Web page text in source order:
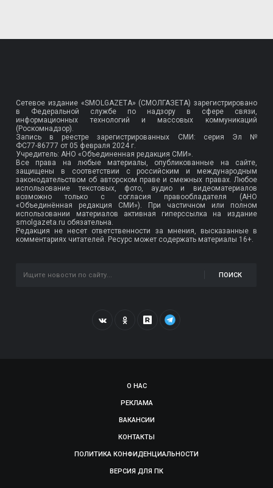
Сетевое издание «SMOLGAZETA» (СМОЛГАЗЕТА) зарегистрировано
в Федеральной службе по надзору в сфере связи,
информационных технологий и массовых коммуникаций
(Роскомнадзор).
Запись в реестре зарегистрированных СМИ: серия Эл №
ФС77-86777 от 05 февраля 2024 г.
Учредитель: АНО «Объединенная редакция СМИ».
Все права на любые материалы, опубликованные на сайте,
защищены в соответствии с российским и международным
законодательством об авторском праве и смежных правах. Любое
использование текстовых, фото, аудио и видеоматериалов
возможно только с согласия правообладателя (АНО
«Объединённая редакция СМИ»). При частичном или полном
использовании материалов активная гиперссылка на издание
smolgazeta.ru обязательна.
Редакция не несет ответственности за мнения, высказанные в
комментариях читателей. Ресурс может содержать материалы 16+.
ПОИСК
О НАС
РЕКЛАМА
ВАКАНСИИ
КОНТАКТЫ
ПОЛИТИКА КОНФИДЕНЦИАЛЬНОСТИ
ВЕРСИЯ ДЛЯ ПК